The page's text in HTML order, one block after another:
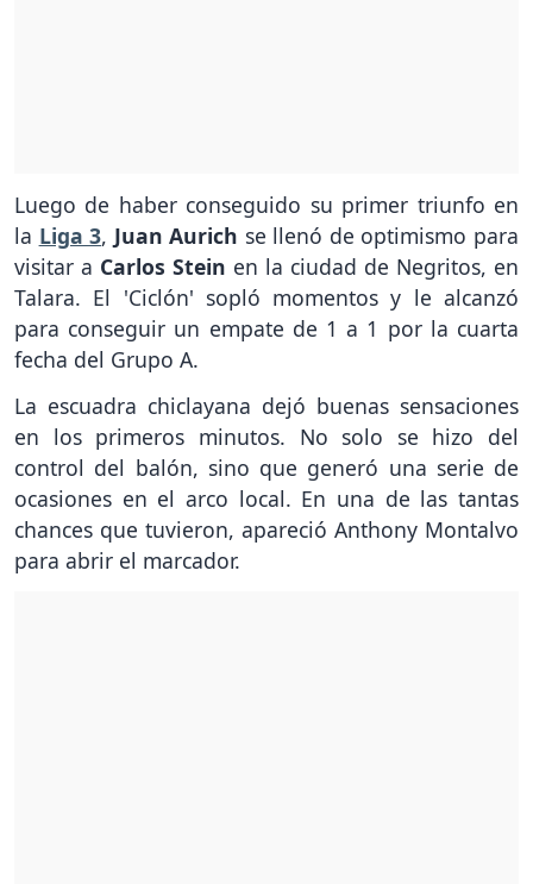
Luego de haber conseguido su primer triunfo en
la Liga 3, Juan Aurich se llenó de optimismo para
visitar a Carlos Stein en la ciudad de Negritos, en
Talara. El 'Ciclón' sopló momentos y le alcanzó
para conseguir un empate de 1 a 1 por la cuarta
fecha del Grupo A.
La escuadra chiclayana dejó buenas sensaciones
en los primeros minutos. No solo se hizo del
control del balón, sino que generó una serie de
ocasiones en el arco local. En una de las tantas
chances que tuvieron, apareció Anthony Montalvo
para abrir el marcador.